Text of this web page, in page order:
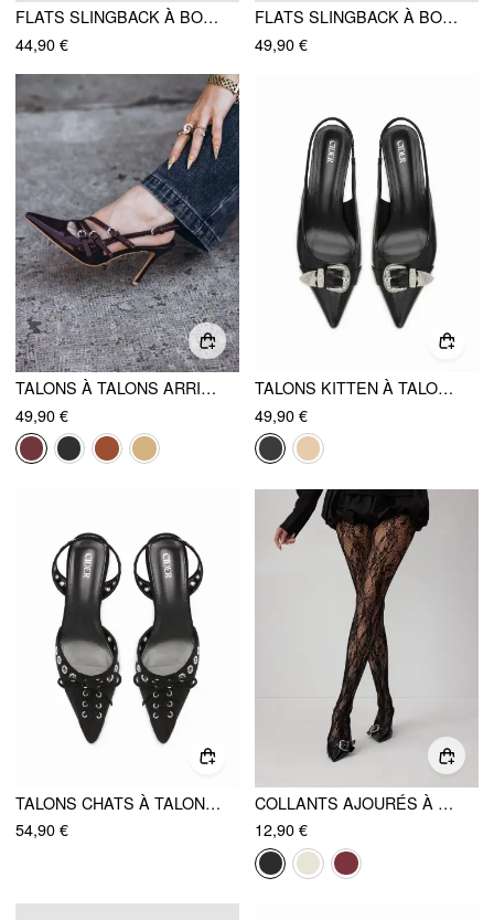
FLATS SLINGBACK À BOUT POINTU MOTIF CROCODILE
44,90 €
FLATS SLINGBACK À BOUT POINTU AVEC BOUCLE
49,90 €
TALONS À TALONS ARRIÈRE ET POINTE ENFONCÉE ORNÉS DE BOUCLES
49,90 €
TALONS KITTEN À TALON ARRIÈRE AVEC DÉCORATION DE BOUCLE
49,90 €
TALONS CHATS À TALON ARRIÈRE DE CHÈVRE AVEC NŒUD PAPILLON
54,90 €
COLLANTS AJOURÉS À MOTIFS FLORAUX
12,90 €